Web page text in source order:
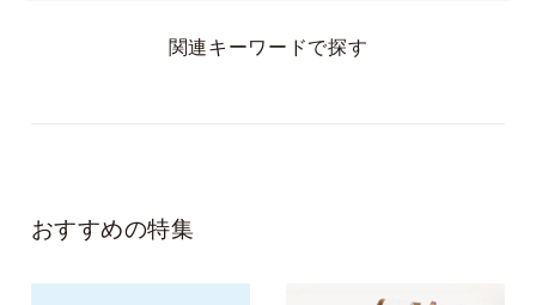
関連キーワードで探す
おすすめの特集